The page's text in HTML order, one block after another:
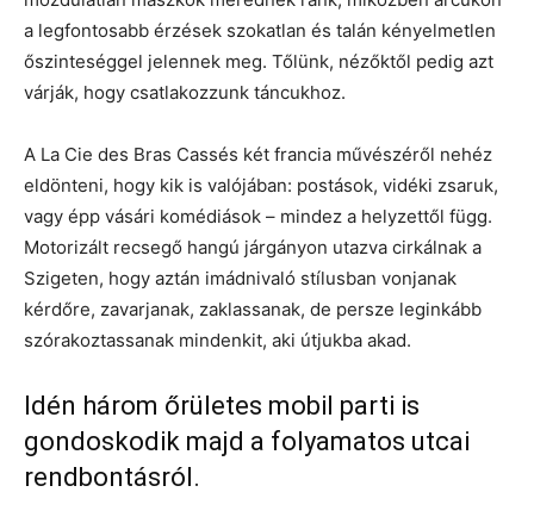
a legfontosabb érzések szokatlan és talán kényelmetlen
őszinteséggel jelennek meg. Tőlünk, nézőktől pedig azt
várják, hogy csatlakozzunk táncukhoz.
A La Cie des Bras Cassés két francia művészéről nehéz
eldönteni, hogy kik is valójában: postások, vidéki zsaruk,
vagy épp vásári komédiások – mindez a helyzettől függ.
Motorizált recsegő hangú járgányon utazva cirkálnak a
Szigeten, hogy aztán imádnivaló stílusban vonjanak
kérdőre, zavarjanak, zaklassanak, de persze leginkább
szórakoztassanak mindenkit, aki útjukba akad.
Idén három őrületes mobil parti is
gondoskodik majd a folyamatos utcai
rendbontásról.